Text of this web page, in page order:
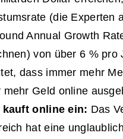
(die Experten
Annual Growth
von über 6 % pro
dass immer mehr
mehr Geld online
kauft online ein: Das
hat eine